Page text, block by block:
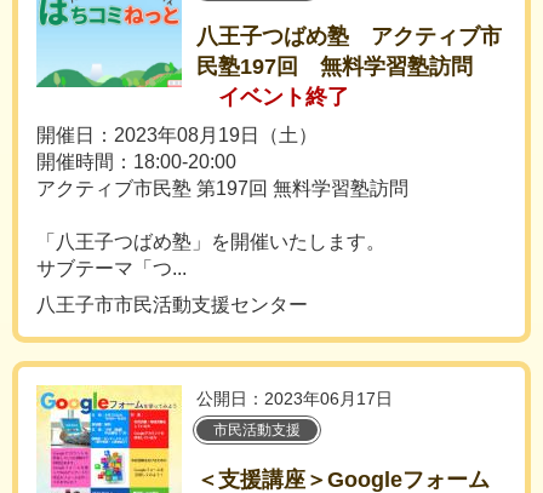
八王子つばめ塾 アクティブ市
民塾197回 無料学習塾訪問
イベント終了
開催日：2023年08月19日（土）
開催時間：18:00-20:00
アクティブ市民塾 第197回 無料学習塾訪問
「八王子つばめ塾」を開催いたします。
サブテーマ「つ...
八王子市市民活動支援センター
公開日：2023年06月17日
市民活動支援
＜支援講座＞Googleフォーム